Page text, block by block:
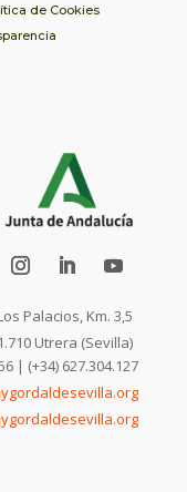
de Cookies
Palacios, Km. 3,5
Utrera (Sevilla)
| (+34) 627.304.127